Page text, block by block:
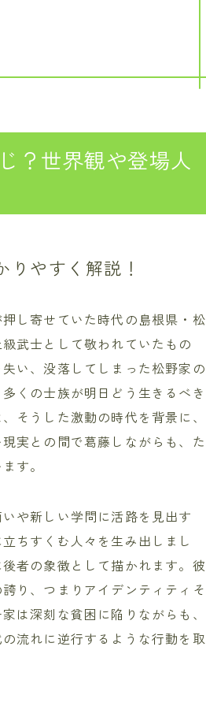
？世界観や登場人
やすく解説！
し寄せていた時代の島根県・松
武士として敬われていたもの
い、没落してしまった松野家の
くの士族が明日どう生きるべき
そうした激動の時代を背景に、
実との間で葛藤しながらも、た
す。
や新しい学問に活路を見出す
ちすくむ人々を生み出しまし
者の象徴として描かれます。彼
り、つまりアイデンティティそ
は深刻な貧困に陥りながらも、
流れに逆行するような行動を取